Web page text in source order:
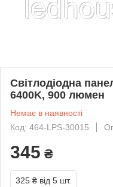
Світлодіодна
6400K, 900 люмен
Немає в наявності
Код: 464-LPS-30015
345 ₴
325 ₴ від 5 шт.